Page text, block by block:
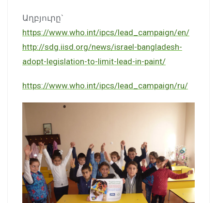
Աղբյուրը`
https://www.who.int/ipcs/lead_campaign/en/
http://sdg.iisd.org/news/israel-bangladesh-
adopt-legislation-to-limit-lead-in-paint/
https://www.who.int/ipcs/lead_campaign/ru/